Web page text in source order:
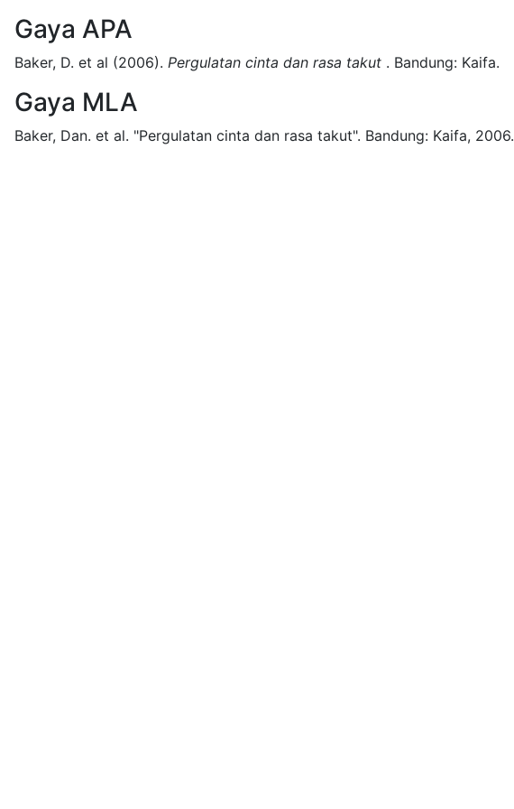
Gaya APA
Baker, D. et al (2006). Pergulatan cinta dan rasa takut . Bandung: Kaifa.
Gaya MLA
Baker, Dan. et al. "Pergulatan cinta dan rasa takut". Bandung: Kaifa, 2006.